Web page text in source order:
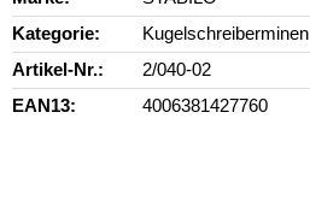
Kategorie
Kugelschreiberminen
Artikel-Nr.
2/040-02
EAN13
4006381427760